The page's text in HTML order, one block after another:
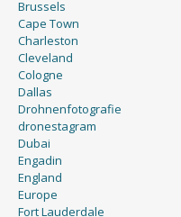
Brussels
Cape Town
Charleston
Cleveland
Cologne
Dallas
Drohnenfotografie
dronestagram
Dubai
Engadin
England
Europe
Fort Lauderdale